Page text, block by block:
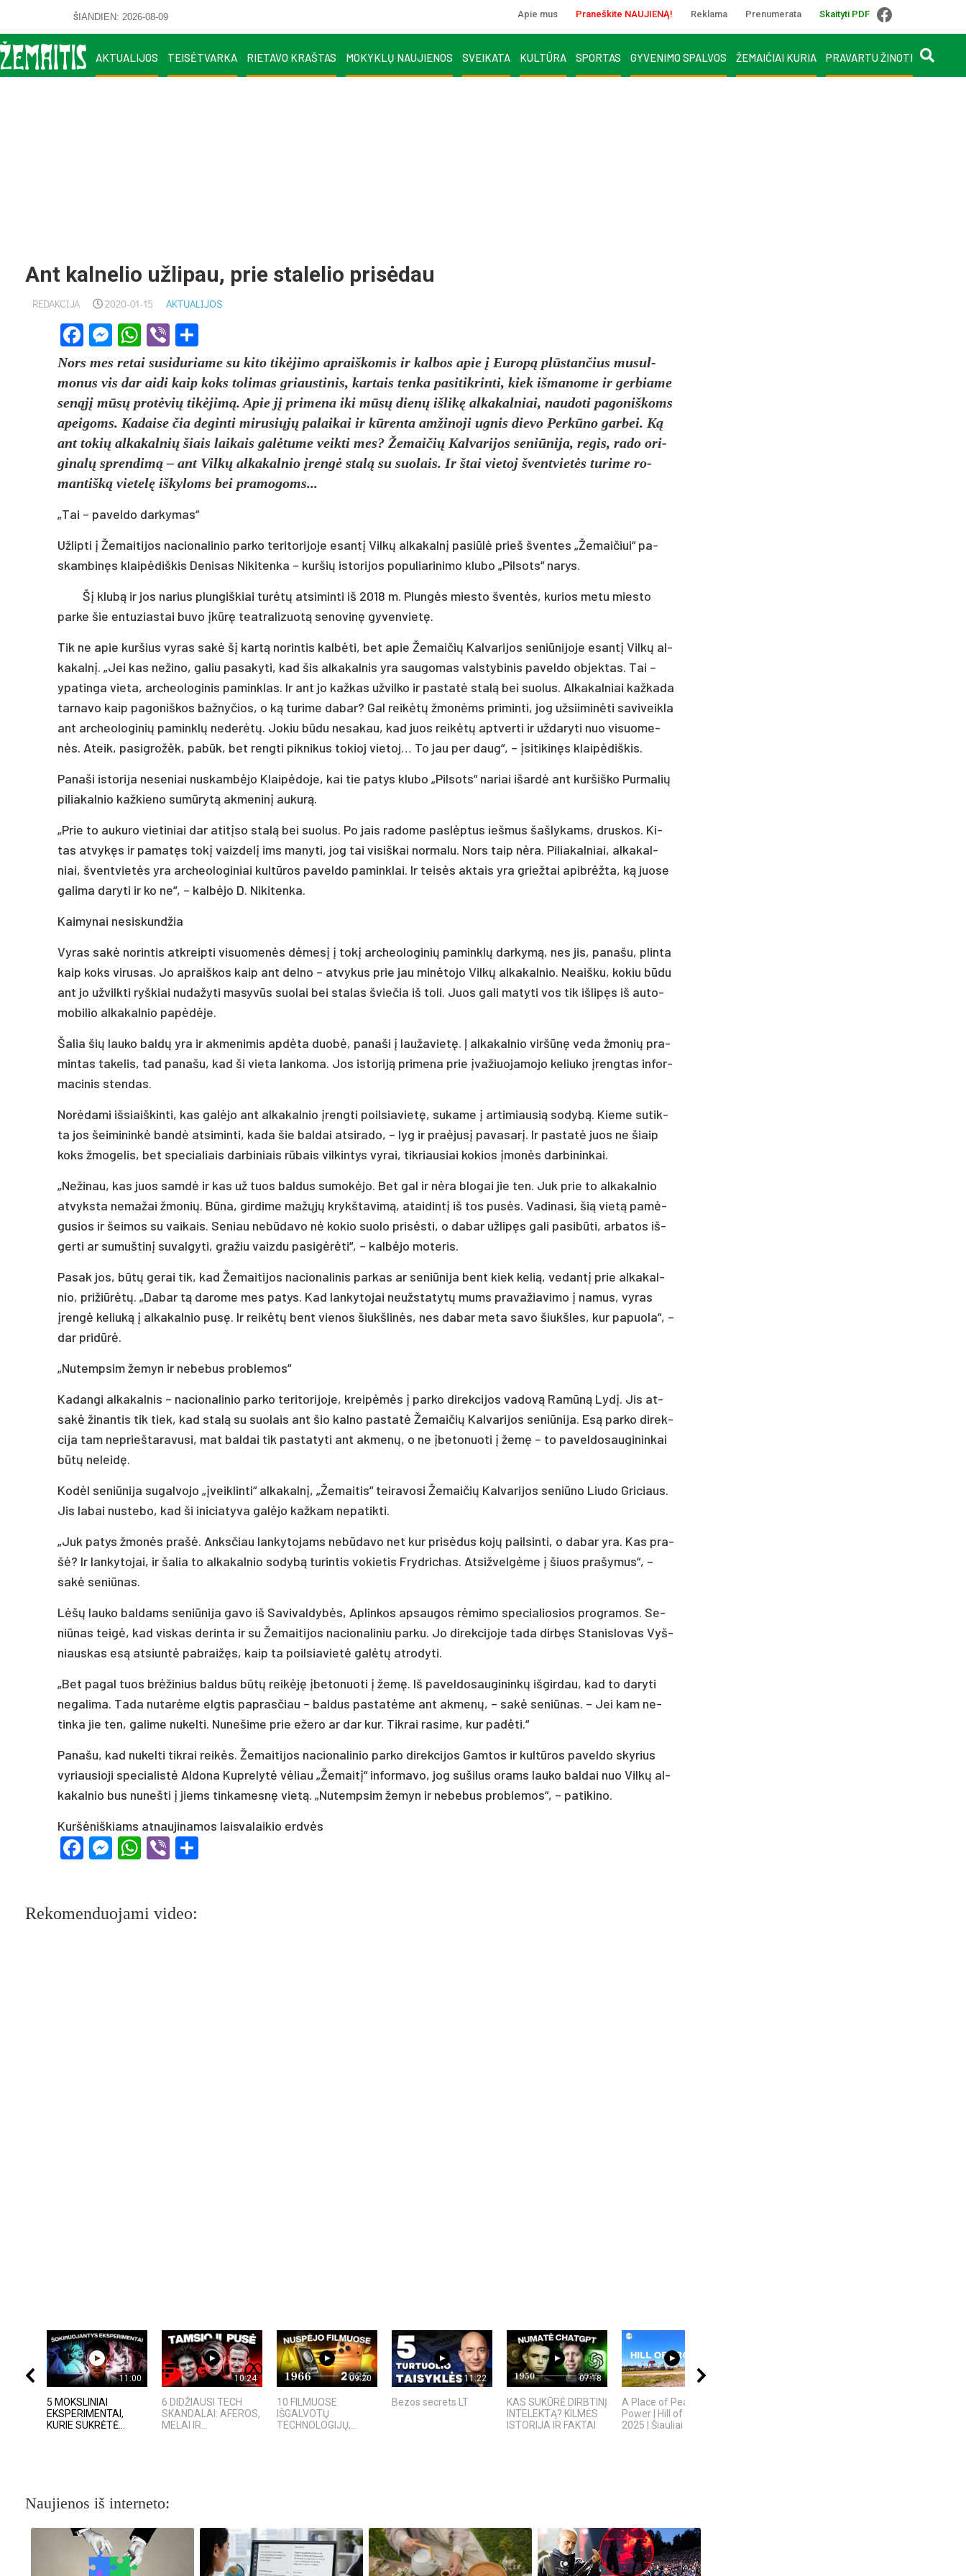
ŠIANDIEN: 2026-08-09 Apie mus Praneškite NAUJIENĄ! Reklama Prenumerata Skaityti PDF
AKTUALIJOS TEISĖTVARKA RIETAVO KRAŠTAS MOKYKLŲ NAUJIENOS SVEIKATA KULTŪRA SPORTAS GYVENIMO SPALVOS ŽEMAIČIAI KURIA PRAVARTU ŽINOTI
Ant kalnelio užlipau, prie stalelio prisėdau
REDAKCIJA 2020-01-15 AKTUALIJOS
Facebook
Messenger
WhatsApp
Viber
Nors mes re­tai su­si­du­ria­me su ki­to ti­kė­ji­mo ap­raiš­ko­mis ir kal­bos apie į Eu­ro­pą plūs­tan­čius mu­sul­
mo­nus vis dar ai­di kaip koks to­li­mas griaus­ti­nis, kar­tais ten­ka pa­si­tik­rin­ti, kiek iš­ma­no­me ir ger­bia­me
se­ną­jį mū­sų pro­tė­vių ti­kė­ji­mą. Apie jį pri­me­na iki mū­sų die­nų iš­li­kę al­ka­kal­niai, nau­do­ti pa­go­niš­koms
apei­goms. Ka­dai­se čia de­gin­ti mi­ru­sių­jų pa­lai­kai ir kū­ren­ta am­ži­no­ji ug­nis die­vo Per­kū­no gar­bei. Ką
ant to­kių al­ka­kal­nių šiais lai­kais ga­lė­tu­me veik­ti mes? Že­mai­čių Kal­va­ri­jos se­niū­ni­ja, re­gis, ra­do ori­
gi­na­lų spren­di­mą – ant Vil­kų al­ka­kal­nio įren­gė sta­lą su suo­lais. Ir štai vie­toj švent­vie­tės tu­ri­me ro­
man­tiš­ką vie­te­lę iš­ky­loms bei pra­mo­goms...
„Tai – pa­vel­do dar­ky­mas“
Už­lip­ti į Že­mai­ti­jos na­cio­na­li­nio par­ko te­ri­to­ri­jo­je esan­tį Vil­kų al­ka­kal­nį pa­siū­lė prieš šven­tes „Že­mai­čiui“ pa­
skam­bi­nęs klai­pė­diš­kis De­ni­sas Ni­ki­ten­ka – kur­šių is­to­ri­jos po­pu­lia­ri­ni­mo klu­bo „Pil­sots“ na­rys.
Šį klu­bą ir jos na­rius plun­giš­kiai tu­rė­tų at­si­min­ti iš 2018 m. Plun­gės mies­to šven­tės, ku­rios me­tu mies­to
par­ke šie en­tu­zias­tai bu­vo įkū­rę teat­ra­li­zuo­tą se­no­vi­nę gy­ven­vie­tę.
Tik ne apie kur­šius vy­ras sa­kė šį kar­tą no­rin­tis kal­bė­ti, bet apie Že­mai­čių Kal­va­ri­jos se­niū­ni­jo­je esan­tį Vil­kų al­
ka­kal­nį. „Jei kas ne­ži­no, ga­liu pa­sa­ky­ti, kad šis al­ka­kal­nis yra sau­go­mas vals­ty­bi­nis pa­vel­do ob­jek­tas. Tai –
ypa­tin­ga vie­ta, ar­cheo­lo­gi­nis pa­mink­las. Ir ant jo kaž­kas už­vil­ko ir pa­sta­tė sta­lą bei suo­lus. Al­ka­kal­niai kaž­ka­da
tar­na­vo kaip pa­go­niš­kos baž­ny­čios, o ką tu­ri­me da­bar? Gal rei­kė­tų žmo­nėms pri­min­ti, jog už­sii­mi­nė­ti sa­vi­veik­la
ant ar­cheo­lo­gi­nių pa­mink­lų ne­de­rė­tų. Jo­kiu bū­du ne­sa­kau, kad juos rei­kė­tų ap­tver­ti ir už­da­ry­ti nuo vi­suo­me­
nės. Ateik, pa­si­gro­žėk, pa­būk, bet reng­ti pik­ni­kus to­kioj vie­toj… To jau per daug“, – įsi­ti­ki­nęs klai­pė­diš­kis.
Pa­na­ši is­to­ri­ja ne­se­niai nu­skam­bė­jo Klai­pė­do­je, kai tie pa­tys klu­bo „Pil­sots“ na­riai išar­dė ant kur­šiš­ko Pur­ma­lių
pi­lia­kal­nio kaž­kie­no su­mū­ry­tą ak­me­ni­nį au­ku­rą.
„Prie to au­ku­ro vie­ti­niai dar ati­tį­so sta­lą bei suo­lus. Po jais ra­do­me pa­slėp­tus ieš­mus šaš­ly­kams, drus­kos. Ki­
tas at­vy­kęs ir pa­ma­tęs to­kį vaiz­de­lį ims ma­ny­ti, jog tai vi­siš­kai nor­ma­lu. Nors taip nė­ra. Pi­lia­kal­niai, al­ka­kal­
niai, švent­vie­tės yra ar­cheo­lo­gi­niai kul­tū­ros pa­vel­do pa­mink­lai. Ir tei­sės ak­tais yra griež­tai api­brėž­ta, ką juo­se
ga­li­ma da­ry­ti ir ko ne“, – kal­bė­jo D. Ni­ki­ten­ka.
Kai­my­nai ne­si­skun­džia
Vy­ras sa­kė no­rin­tis at­kreip­ti vi­suo­me­nės dė­me­sį į to­kį ar­cheo­lo­gi­nių pa­mink­lų dar­ky­mą, nes jis, pa­na­šu, plin­ta
kaip koks vi­ru­sas. Jo ap­raiš­kos kaip ant del­no – at­vy­kus prie jau mi­nė­to­jo Vil­kų al­ka­kal­nio. Neaiš­ku, ko­kiu bū­du
ant jo už­vilk­ti ryš­kiai nu­da­žy­ti ma­sy­vūs suo­lai bei sta­las švie­čia iš to­li. Juos ga­li ma­ty­ti vos tik iš­li­pęs iš au­to­
mo­bi­lio al­ka­kal­nio pa­pė­dė­je.
Ša­lia šių lau­ko bal­dų yra ir ak­me­ni­mis ap­dė­ta duo­bė, pa­na­ši į lau­ža­vie­tę. Į al­ka­kal­nio vir­šū­nę ve­da žmo­nių pra­
min­tas ta­ke­lis, tad pa­na­šu, kad ši vie­ta lan­ko­ma. Jos is­to­ri­ją pri­me­na prie įva­žiuo­ja­mo­jo ke­liu­ko įreng­tas in­for­
ma­ci­nis sten­das.
No­rė­da­mi iš­siaiš­kin­ti, kas ga­lė­jo ant al­ka­kal­nio įreng­ti poil­sia­vie­tę, su­ka­me į ar­ti­miau­sią so­dy­bą. Kie­me su­tik­
ta jos šei­mi­nin­kė ban­dė at­si­min­ti, ka­da šie bal­dai at­si­ra­do, – lyg ir praė­ju­sį pa­va­sa­rį. Ir pa­sta­tė juos ne šiaip
koks žmo­ge­lis, bet spe­cia­liais dar­bi­niais rū­bais vil­kin­tys vy­rai, tik­riau­siai ko­kios įmo­nės dar­bi­nin­kai.
„Ne­ži­nau, kas juos sam­dė ir kas už tuos bal­dus su­mo­kė­jo. Bet gal ir nė­ra blo­gai jie ten. Juk prie to al­ka­kal­nio
at­vyks­ta ne­ma­žai žmo­nių. Bū­na, gir­di­me ma­žų­jų krykš­ta­vi­mą, atai­din­tį iš tos pu­sės. Va­di­na­si, šią vie­tą pa­mė­
gu­sios ir šei­mos su vai­kais. Se­niau ne­bū­da­vo nė ko­kio suo­lo pri­sės­ti, o da­bar už­li­pęs ga­li pa­si­bū­ti, ar­ba­tos iš­
ger­ti ar su­muš­ti­nį su­val­gy­ti, gra­žiu vaiz­du pa­si­gė­rė­ti“, – kal­bė­jo mo­te­ris.
Pa­sak jos, bū­tų ge­rai tik, kad Že­mai­ti­jos na­cio­na­li­nis par­kas ar se­niū­ni­ja bent kiek ke­lią, ve­dan­tį prie al­ka­kal­
nio, pri­žiū­rė­tų. „Da­bar tą da­ro­me mes pa­tys. Kad lan­ky­to­jai neužs­ta­ty­tų mums pra­va­žia­vi­mo į na­mus, vy­ras
įren­gė ke­liu­ką į al­ka­kal­nio pu­sę. Ir rei­kė­tų bent vie­nos šiukš­li­nės, nes da­bar me­ta sa­vo šiukš­les, kur pa­puo­la“, –
dar pri­dū­rė.
„Nu­temp­sim že­myn ir ne­be­bus pro­ble­mos“
Ka­dan­gi al­ka­kal­nis – na­cio­na­li­nio par­ko te­ri­to­ri­jo­je, krei­pė­mės į par­ko di­rek­ci­jos va­do­vą Ra­mū­ną Ly­dį. Jis at­
sa­kė ži­nan­tis tik tiek, kad sta­lą su suo­lais ant šio kal­no pa­sta­tė Že­mai­čių Kal­va­ri­jos se­niū­ni­ja. Esą par­ko di­rek­
ci­ja tam ne­prieš­ta­ra­vu­si, mat bal­dai tik pa­sta­ty­ti ant ak­me­nų, o ne įbe­to­nuo­ti į že­mę – to pa­vel­do­sau­gi­nin­kai
bū­tų ne­lei­dę.
Ko­dėl se­niū­ni­ja su­gal­vo­jo „įveik­lin­ti“ al­ka­kal­nį, „Že­mai­tis“ tei­ra­vo­si Že­mai­čių Kal­va­ri­jos se­niū­no Liu­do Gri­ciaus.
Jis la­bai nu­ste­bo, kad ši ini­cia­ty­va ga­lė­jo kaž­kam ne­pa­tik­ti.
„Juk pa­tys žmo­nės pra­šė. Anks­čiau lan­ky­to­jams ne­bū­da­vo net kur pri­sė­dus ko­jų pail­sin­ti, o da­bar yra. Kas pra­
šė? Ir lan­ky­to­jai, ir ša­lia to al­ka­kal­nio so­dy­bą tu­rin­tis vo­kie­tis Fryd­ri­chas. At­siž­vel­gė­me į šiuos pra­šy­mus“, –
sa­kė se­niū­nas.
Lė­šų lau­ko bal­dams se­niū­ni­ja ga­vo iš Sa­vi­val­dy­bės, Ap­lin­kos ap­sau­gos rė­mi­mo spe­cia­lio­sios pro­gra­mos. Se­
niū­nas tei­gė, kad vis­kas de­rin­ta ir su Že­mai­ti­jos na­cio­na­li­niu par­ku. Jo di­rek­ci­jo­je ta­da dir­bęs Sta­nis­lo­vas Vyš­
niaus­kas esą at­siun­tė pa­brai­žęs, kaip ta poil­sia­vie­tė ga­lė­tų at­ro­dy­ti.
„Bet pa­gal tuos brė­ži­nius bal­dus bū­tų rei­kė­ję įbe­to­nuo­ti į že­mę. Iš pa­vel­do­sau­gi­nin­kų iš­gir­dau, kad to da­ry­ti
ne­ga­li­ma. Ta­da nu­ta­rė­me elg­tis pa­pras­čiau – bal­dus pa­sta­tė­me ant ak­me­nų, – sa­kė se­niū­nas. – Jei kam ne­
tin­ka jie ten, ga­li­me nu­kel­ti. Nu­ne­ši­me prie eže­ro ar dar kur. Tik­rai ra­si­me, kur pa­dė­ti.“
Pa­na­šu, kad nu­kel­ti tik­rai rei­kės. Že­mai­ti­jos na­cio­na­li­nio par­ko di­rek­ci­jos Gam­tos ir kul­tū­ros pa­vel­do sky­rius
vy­riau­sio­ji spe­cia­lis­tė Al­do­na Kup­re­ly­tė vė­liau „Že­mai­tį“ in­for­ma­vo, jog su­ši­lus orams lau­ko bal­dai nuo Vil­kų al­
ka­kal­nio bus nu­neš­ti į jiems tin­ka­mes­nę vie­tą. „Nu­temp­sim že­myn ir ne­be­bus pro­ble­mos“, – pa­ti­ki­no.
Kuršėniškiams atnaujinamos laisvalaikio erdvės
Facebook
Messenger
WhatsApp
Viber
Rekomenduojami video:
11:00
5 MOKSLINIAI
EKSPERIMENTAI,
KURIE SUKRĖTĖ...
10:24
6 DIDŽIAUSI TECH
SKANDALAI: AFEROS,
MELAI IR...
09:20
10 FILMUOSE
IŠGALVOTŲ
TECHNOLOGIJŲ,...
11:22
Bezos secrets LT
07:18
KAS SUKŪRĖ DIRBTINĮ
INTELEKTĄ? KILMĖS
ISTORIJA IR FAKTAI
45:42
A Place of Peace and
Power | Hill of Crosses
2025 | Šiauliai
Naujienos iš interneto: